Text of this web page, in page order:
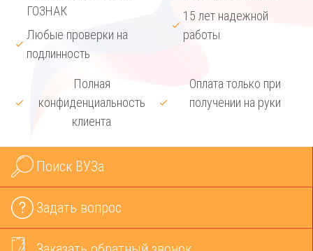
ГОЗНАК
Любые проверки на
подлинность
15 лет надежной
работы
Полная
конфиденциальность
клиента
Оплата только при
получении на руки
Поиск ВУЗа
Задать вопрос